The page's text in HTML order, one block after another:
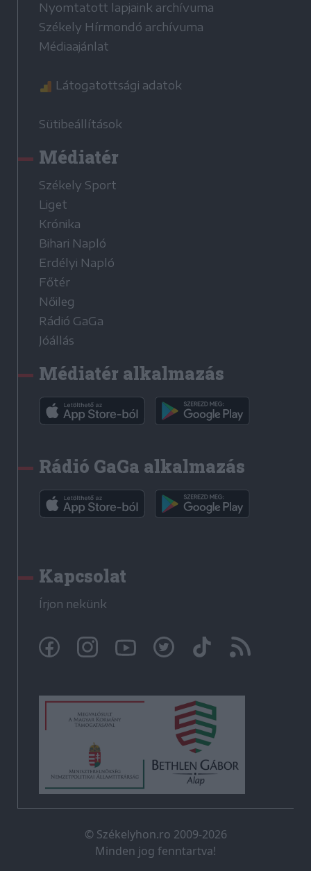
Nyomtatott lapjaink archívuma
Székely Hírmondó archívuma
Médiaajánlat
Látogatottsági adatok
Sütibeállítások
Médiatér
Székely Sport
Liget
Krónika
Bihari Napló
Erdélyi Napló
Főtér
Nőileg
Rádió GaGa
Jóállás
Médiatér alkalmazás
Rádió GaGa alkalmazás
Kapcsolat
Írjon nekünk
© Székelyhon.ro 2009-2026
Minden jog fenntartva!